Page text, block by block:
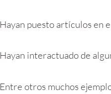
Hayan puesto artículos en
Hayan interactuado de
Entre otros muchos